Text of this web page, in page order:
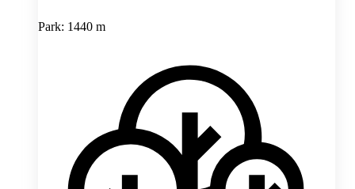
Park: 1440 m